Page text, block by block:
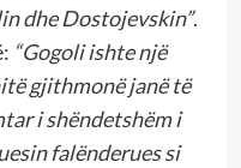
dhe Dostojevskin”.
“Gogoli ishte një
gjithmonë janë të
i shëndetshëm i
falënderues si